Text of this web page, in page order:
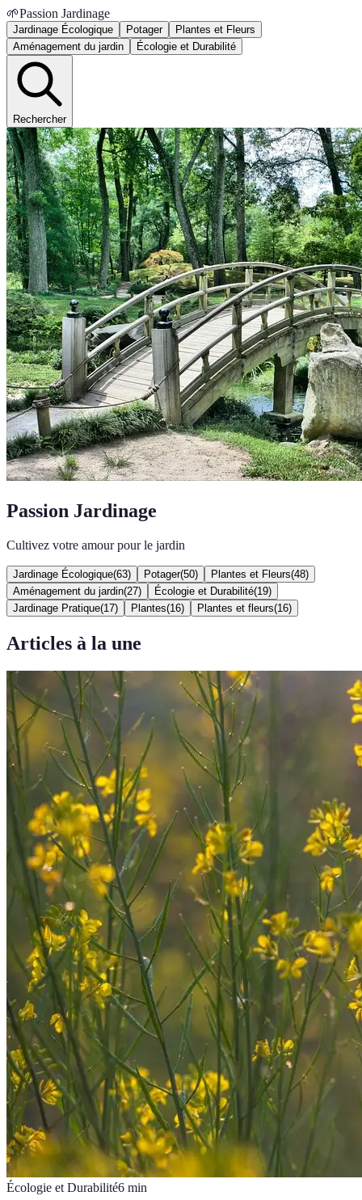
🌱Passion Jardinage
Jardinage Écologique Potager
Plantes et Fleurs
Aménagement du jardin
Écologie et Durabilité
Rechercher
Passion Jardinage
Cultivez votre amour pour le jardin
Jardinage Écologique(63) Potager(50) Plantes et Fleurs(48)
Aménagement du jardin(27) Écologie et Durabilité(19)
Jardinage Pratique(17) Plantes(16) Plantes et fleurs(16)
Articles à la une
Écologie et Durabilité6 min